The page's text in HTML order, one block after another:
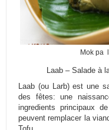
Mok pa
Laab – Salade à
Laab (ou Larb) est une
des fêtes: une
ingredients principaux
peuvent remplacer la